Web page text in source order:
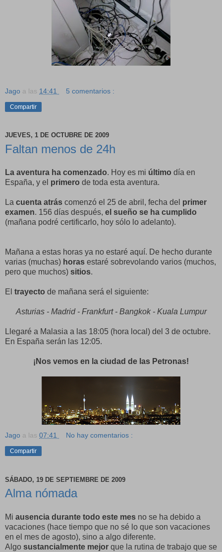
Jago a las 14:41 5 comentarios :
Compartir
JUEVES, 1 DE OCTUBRE DE 2009
Faltan menos de 24h
La aventura ha comenzado. Hoy es mi último día en
España, y el primero de toda esta aventura.
La cuenta atrás comenzó el 25 de abril, fecha del primer
examen. 156 días después, el sueño se ha cumplido
(mañana podré certificarlo, hoy sólo lo adelanto).
Mañana a estas horas ya no estaré aquí. De hecho durante
varias (muchas) horas estaré sobrevolando varios (muchos,
pero que muchos) sitios.
El trayecto de mañana será el siguiente:
Asturias - Madrid - Frankfurt - Bangkok - Kuala Lumpur
Llegaré a Malasia a las 18:05 (hora local) del 3 de octubre.
En España serán las 12:05.
¡Nos vemos en la ciudad de las Petronas!
Jago a las 07:41 No hay comentarios :
Compartir
SÁBADO, 19 DE SEPTIEMBRE DE 2009
Alma nómada
Mi ausencia durante todo este mes no se ha debido a
vacaciones (hace tiempo que no sé lo que son vacaciones
en el mes de agosto), sino a algo diferente.
Algo sustancialmente mejor que la rutina de trabajo que se